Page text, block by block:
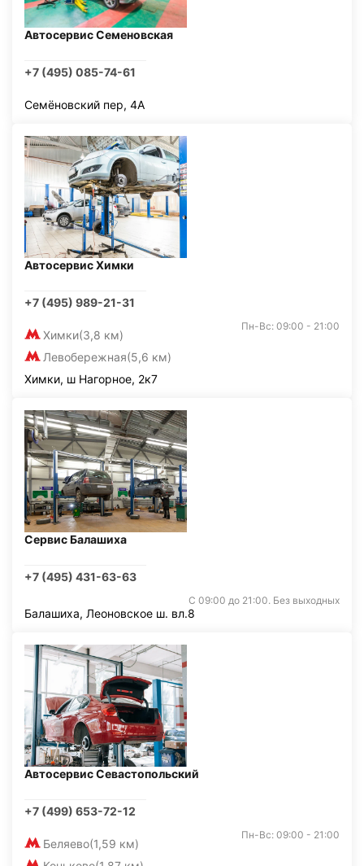
Автосервис Семеновская
+7 (495) 085-74-61
Семёновский пер, 4А
Автосервис Химки
+7 (495) 989-21-31
Химки(3,8 км)
Левобережная(5,6 км)
Пн-Вс: 09:00 - 21:00
Химки, ш Нагорное, 2к7
Сервис Балашиха
+7 (495) 431-63-63
С 09:00 до 21:00. Без выходных
Балашиха, Леоновское ш. вл.8
Автосервис Севастопольский
+7 (499) 653-72-12
Беляево(1,59 км)
Пн-Вс: 09:00 - 21:00